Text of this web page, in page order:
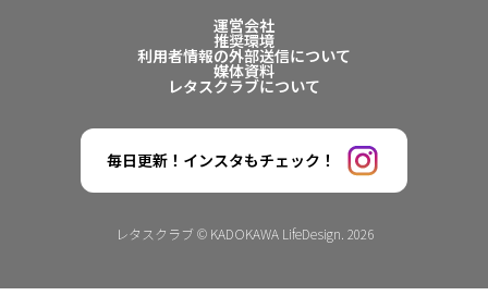
運営会社
推奨環境
利用者情報の外部送信について
媒体資料
レタスクラブについて
毎日更新！インスタもチェック！
レタスクラブ © KADOKAWA LifeDesign. 2026